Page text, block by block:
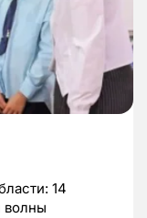
14
волны